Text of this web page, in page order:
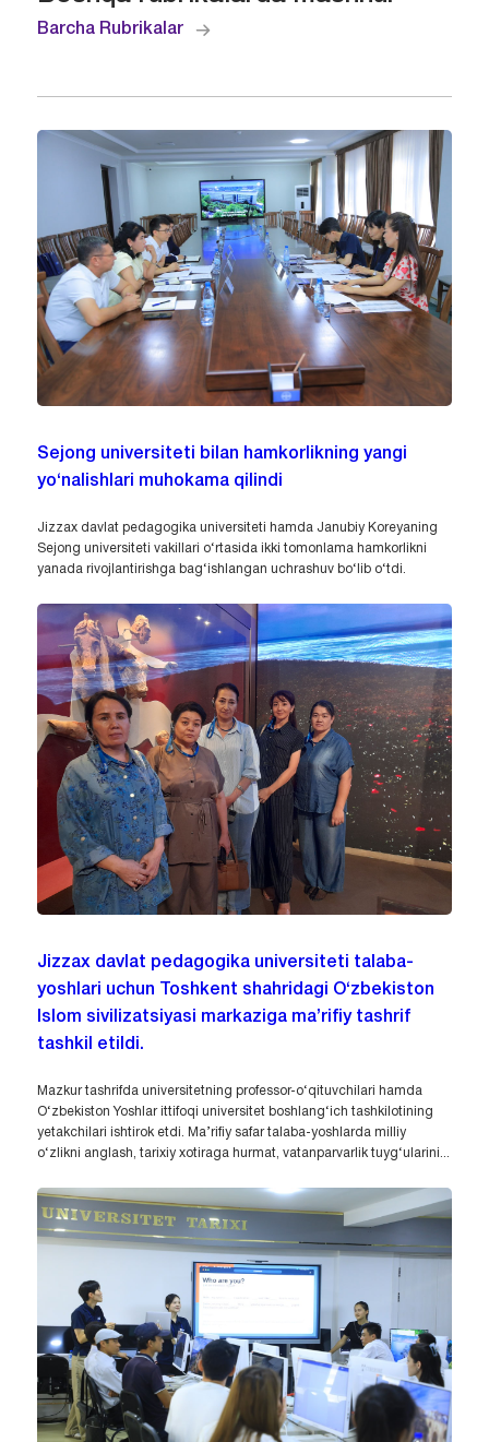
Barcha Rubrikalar
Sejong universiteti bilan hamkorlikning yangi
yo‘nalishlari muhokama qilindi
Jizzax davlat pedagogika universiteti hamda Janubiy Koreyaning
Sejong universiteti vakillari o‘rtasida ikki tomonlama hamkorlikni
yanada rivojlantirishga bag‘ishlangan uchrashuv bo‘lib o‘tdi.
Jizzax davlat pedagogika universiteti talaba-
yoshlari uchun Toshkent shahridagi O‘zbekiston
Islom sivilizatsiyasi markaziga ma’rifiy tashrif
tashkil etildi.
Mazkur tashrifda universitetning professor-o‘qituvchilari hamda
O‘zbekiston Yoshlar ittifoqi universitet boshlang‘ich tashkilotining
yetakchilari ishtirok etdi. Ma’rifiy safar talaba-yoshlarda milliy
o‘zlikni anglash, tarixiy xotiraga hurmat, vatanparvarlik tuyg‘ularini...